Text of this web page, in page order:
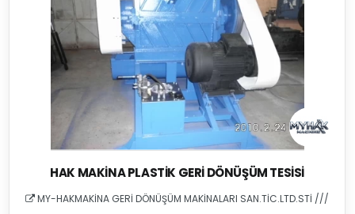
HAK MAKINA PLASTIK GERI DÖNÜŞÜM TESISI
MY-HAKMAKİNA GERİ DÖNÜŞÜM MAKİNALARI SAN.TİC.LTD.STİ ///